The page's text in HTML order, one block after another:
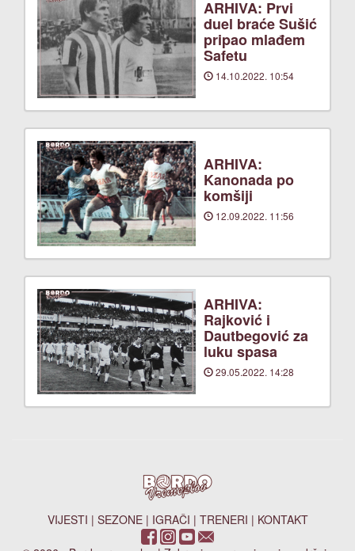
ARHIVA: Prvi
duel braće Sušić
pripao mlađem
Safetu
14.10.2022. 10:54
ARHIVA:
Kanonada po
komšiji
12.09.2022. 11:56
ARHIVA:
Rajković i
Dautbegović za
luku spasa
29.05.2022. 14:28
VIJESTI | SEZONE| IGRAČI | TRENERI | KONTAKT